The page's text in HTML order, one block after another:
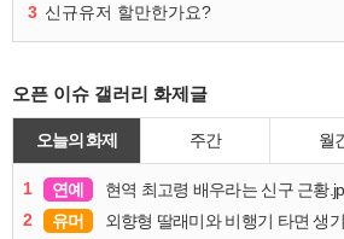
3 신규유저 할만한가요?
오픈 이슈 갤러리 화제글
오늘의 화제 주간 월
1 연예 현역 최고령 배우라는 신구 근황
2
유머 외향형 딸래미와 비행기 타면 생